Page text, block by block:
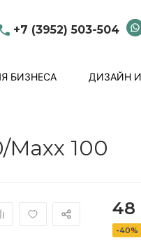
+7 (3952) 503-504
БИЗНЕСА ДИЗАЙН
100
48
-40%